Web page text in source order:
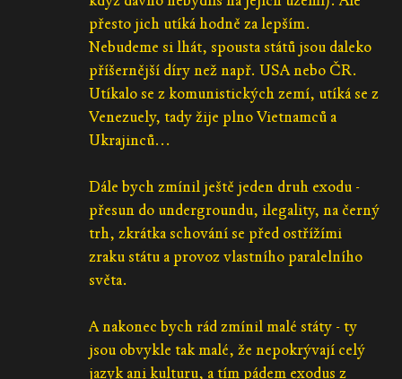
přesto jich utíká hodně za lepším.
Nebudeme si lhát, spousta států jsou daleko
příšernější díry než např. USA nebo ČR.
Utíkalo se z komunistických zemí, utíká se z
Venezuely, tady žije plno Vietnamců a
Ukrajinců...
Dále bych zmínil ještě jeden druh exodu -
přesun do undergroundu, ilegality, na černý
trh, zkrátka schování se před ostřížími
zraku státu a provoz vlastního paralelního
světa.
A nakonec bych rád zmínil malé státy - ty
jsou obvykle tak malé, že nepokrývají celý
jazyk ani kulturu, a tím pádem exodus z